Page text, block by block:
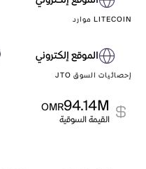
LITECOIN موارد
الموقع إلكتروني
إحصائيات السوق JTO
94.14M
OMR
القيمة السوقية